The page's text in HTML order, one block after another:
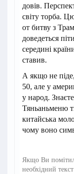
довів.
світу торба.
от битву з
доведеться
середині
ставив.
А якщо не
50, але у
у народ.
Тяньаньменю
китайська
чому воно
Якщо Ви
необхідний